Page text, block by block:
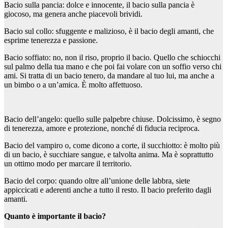
Bacio sulla pancia: dolce e innocente, il bacio sulla pancia è
giocoso, ma genera anche piacevoli brividi.
Bacio sul collo: sfuggente e malizioso, è il bacio degli amanti, che
esprime tenerezza e passione.
Bacio soffiato: no, non il riso, proprio il bacio. Quello che schiocchi
sul palmo della tua mano e che poi fai volare con un soffio verso chi
ami. Si tratta di un bacio tenero, da mandare al tuo lui, ma anche a
un bimbo o a un’amica. È molto affettuoso.
Bacio dell’angelo: quello sulle palpebre chiuse. Dolcissimo, è segno
di tenerezza, amore e protezione, nonché di fiducia reciproca.
Bacio del vampiro o, come dicono a corte, il succhiotto: è molto più
di un bacio, è succhiare sangue, e talvolta anima. Ma è soprattutto
un ottimo modo per marcare il territorio.
Bacio del corpo: quando oltre all’unione delle labbra, siete
appiccicati e aderenti anche a tutto il resto. Il bacio preferito dagli
amanti.
Quanto è importante il bacio?